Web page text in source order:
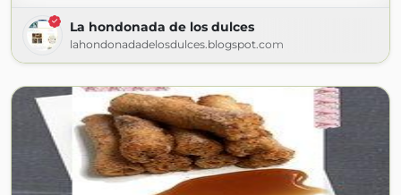
La hondonada de los dulces
lahondonadadelosdulces.blogspot.com